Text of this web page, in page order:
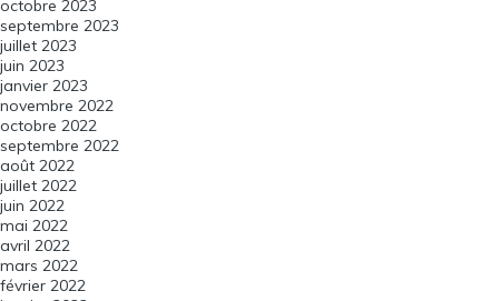
octobre 2023
septembre 2023
juillet 2023
juin 2023
janvier 2023
novembre 2022
octobre 2022
septembre 2022
août 2022
juillet 2022
juin 2022
mai 2022
avril 2022
mars 2022
février 2022